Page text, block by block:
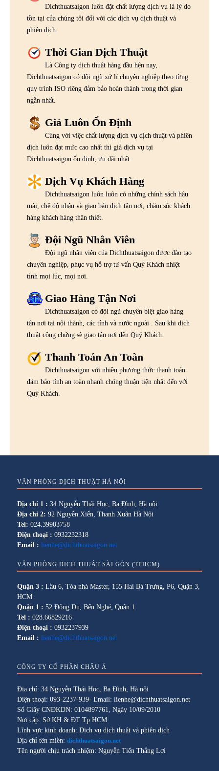
Dichthuatsaigon luôn đặt chất lượng dịch vụ là lý do
tồn tại của chúng tôi đối với các dịch vụ dịch thuật và
phiên dịch.
Thời Gian Dịch Thuật
Là Công ty dịch thuật hàng đầu hện nay,
Dichthuatsaigon có đội ngũ xử lí chuyên nghiệp theo từng
quy trình ISO riêng đảm bảo hoàn thành trong thời gian
ngắn nhất.
Giá Luôn Ổn Định
Cùng với việc chất lượng dịch vụ dịch thuật và phiên
dịch luôn đạt mức cao nhất thì giá dịch vụ tại
Dichthuatsaigon ổn định, ưu đãi nhất.
Dịch Vụ Khách Hàng
Dichthuatsaigon luôn luôn có những chính sách hậu
mãi, chế độ nhận và giao bản dịch tận nơi, chăm sóc khách
hàng khách hàng thân thiết.
Đội Ngũ Nhân Viên
Đội ngũ nhân viên của Dichthuatsaigon được đào tạo
chuyên nghiệp, phục vụ hỗ trợ tư vấn Quý Khách nhiệt
tình mọi lúc, mọi nơi.
Giao Hàng Tận Nơi
Dichthuatsaigon có đội ngũ chuyên biệt giao hàng
tận nơi tại nội thành, các tỉnh và nước ngoài . Sau khi dịch
thuật công chứng sẽ giao tận nơi đến Quý Khách.
Thanh Toán An Toàn
Dichthuatsaigon với nhiều phương thức thanh toán
đảm bảo tính an toàn nhanh chóng thuận tiện nhất đến với
Quý Khách.
VĂN PHÒNG DỊCH THUẬT HÀ NỘI
Địa chỉ 1 : 34 Nguyễn Thái Học, Ba Đình, Hà nội
Địa chỉ 2: 92 Nguyễn Xiển, Thanh Xuân Hà Nội
Tel: 024.39903758
Điện thoại : 0932232318
Email : lienhe@dichthuatsaigon.net
VĂN PHÒNG DỊCH THUẬT SÀI GÒN (TPHCM)
Quận 3 : Lầu 6, Tòa nhà Master, 155 Hai Bà Trưng, P6, Quận 3,
HCM
Quận 1 : 52 Đông Du, Bến Nghé, Quận 1
Tel : 028.66829216
Điện thoại : 0932237939
Email : lienhe@dichthuatsaigon.net
CÔNG TY CỔ PHẦN CHÂU Á
Địa chỉ: 34 Nguyễn Thái Học, Ba Đình, Hà nội
Điện thoại: 093-2237-939- Email: lienhe@dichthuatsaigon.net
Số Giấy CNĐKDN: 0104897761, Ngày 10/09/2010
Nơi cấp: Sở KH & ĐT Tp HCM
Lĩnh vực kinh doanh: Dịch vụ dịch thuật và phiên dịch
Địa chỉ tên miền: dichthuatsaigon.net
Tên người chịu trách nhiệm: Nguyễn Tiến Thắng Lợi